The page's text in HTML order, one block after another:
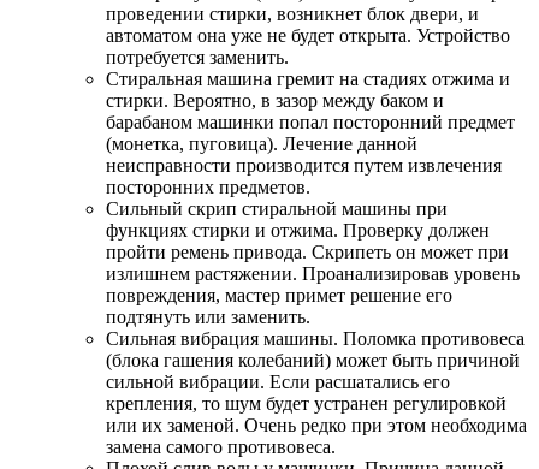
проведении стирки, возникнет блок двери, и
автоматом она уже не будет открыта. Устройство
потребуется заменить.
Стиральная машина гремит на стадиях отжима и
стирки. Вероятно, в зазор между баком и
барабаном машинки попал посторонний предмет
(монетка, пуговица). Лечение данной
неисправности производится путем извлечения
посторонних предметов.
Сильный скрип стиральной машины при
функциях стирки и отжима. Проверку должен
пройти ремень привода. Скрипеть он может при
излишнем растяжении. Проанализировав уровень
повреждения, мастер примет решение его
подтянуть или заменить.
Сильная вибрация машины. Поломка противовеса
(блока гашения колебаний) может быть причиной
сильной вибрации. Если расшатались его
крепления, то шум будет устранен регулировкой
или их заменой. Очень редко при этом необходима
замена самого противовеса.